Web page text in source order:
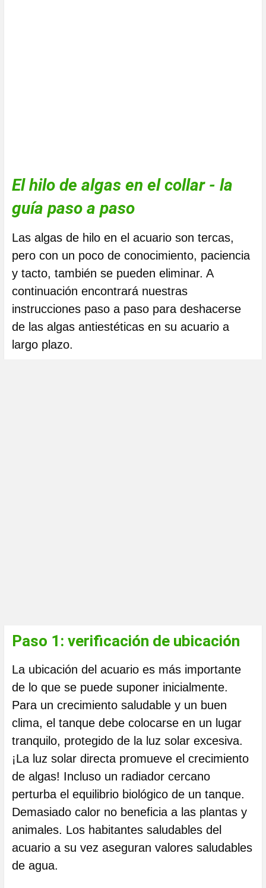
El hilo de algas en el collar - la
guía paso a paso
Las algas de hilo en el acuario son tercas,
pero con un poco de conocimiento, paciencia
y tacto, también se pueden eliminar. A
continuación encontrará nuestras
instrucciones paso a paso para deshacerse
de las algas antiestéticas en su acuario a
largo plazo.
Paso 1: verificación de ubicación
La ubicación del acuario es más importante
de lo que se puede suponer inicialmente.
Para un crecimiento saludable y un buen
clima, el tanque debe colocarse en un lugar
tranquilo, protegido de la luz solar excesiva.
¡La luz solar directa promueve el crecimiento
de algas! Incluso un radiador cercano
perturba el equilibrio biológico de un tanque.
Demasiado calor no beneficia a las plantas y
animales. Los habitantes saludables del
acuario a su vez aseguran valores saludables
de agua.